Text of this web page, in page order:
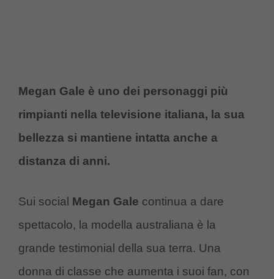
Megan Gale è uno dei personaggi più
rimpianti nella televisione italiana, la sua
bellezza si mantiene intatta anche a
distanza di anni.
Sui social Megan Gale continua a dare
spettacolo, la modella australiana è la
grande testimonial della sua terra. Una
donna di classe che aumenta i suoi fan, con